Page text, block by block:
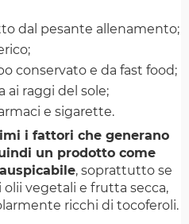
dal pesante allenamento;
conservato e da fast food;
ai raggi del sole;
e sigarette.
i fattori che generano
un prodotto come
, soprattutto se
vegetali e frutta secca,
ricchi di tocoferoli.